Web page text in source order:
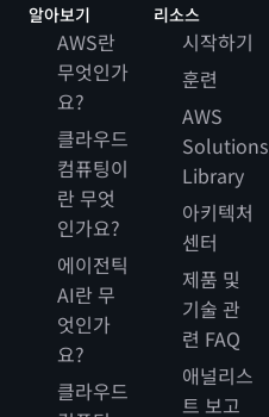
알아보기
AWS란
무엇인가
요?
클라우드
컴퓨팅이
란 무엇
인가요?
에이전틱
AI란 무
엇인가
요?
클라우드
리소스
시작하기
훈련
AWS
Solutions
Library
아키텍처
센터
제품 및
기술 관
련 FAQ
애널리스
트 보고